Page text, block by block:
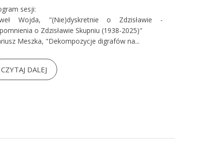
sesji:
Wojda, "(Nie)dyskretnie o Zdzisławie -
o Zdzisławie Skupniu (1938-2025)"
Meszka, "Dekompozycje digrafów na...
CZYTAJ DALEJ